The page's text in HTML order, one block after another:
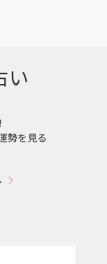
い
勢を見る